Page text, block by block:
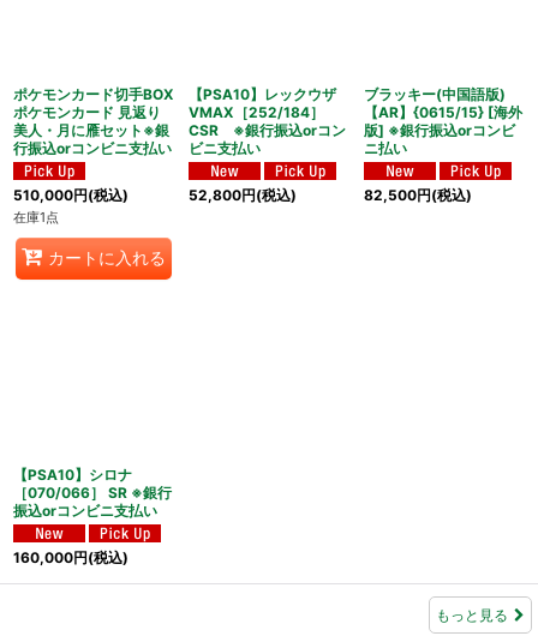
ポケモンカード切手BOX
ポケモンカード 見返り
美人・月に雁セット※銀
行振込orコンビニ支払い
510,000円(税込)
在庫1点
カートに入れる
【PSA10】レックウザ
VMAX［252/184］
CSR ※銀行振込orコン
ビニ支払い
52,800円(税込)
ブラッキー(中国語版)
【AR】{0615/15} [海外
版] ※銀行振込orコンビ
ニ払い
82,500円(税込)
【PSA10】シロナ
［070/066］ SR ※銀行
振込orコンビニ支払い
160,000円(税込)
もっと見る